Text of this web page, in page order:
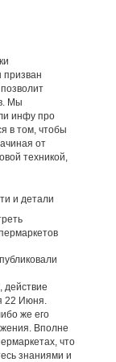
призван
Мы
инфу про
в том, чтобы
от
техникой,
и детали
22 Июня.
же его
Вполне
что
знаниями и